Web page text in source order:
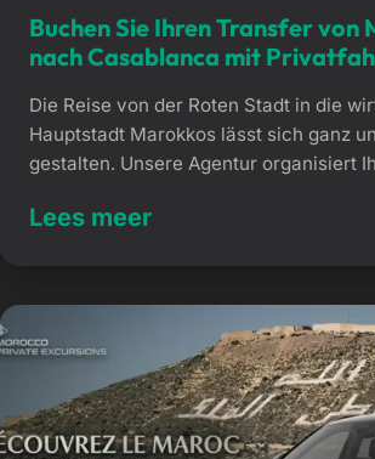
Buchen Sie Ihren Transfer von
nach Casablanca mit
Die Reise von der Roten Stadt in die
Hauptstadt Marokkos lässt sich ganz
gestalten. Unsere Agentur organisiert
Fahrzeug – direkt von Tür zu Tür. Diese
Selbstfahren. Warum unseren
Lees meer